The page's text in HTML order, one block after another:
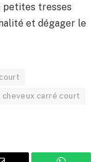
petites tresses
et dégager le
carré court